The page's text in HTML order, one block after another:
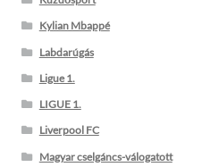
Kylian Mbappé
Labdarúgás
Ligue 1.
LIGUE 1.
Liverpool FC
Magyar cselgáncs-válogatott